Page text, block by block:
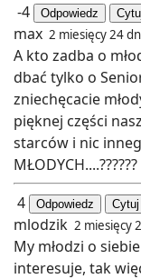
-4
Odpowiedz
max 2 miesięcy 24
A kto zadba o
dbać tylko o
zniechęcacie
pięknej części
starców i nic
MŁODYCH....??????
4
Odpowiedz Cytuj
mlodzik 2 miesięcy
My młodzi o
interesuje, tak